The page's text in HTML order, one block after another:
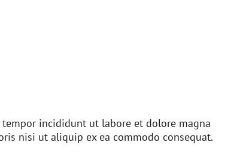
incididunt ut labore et dolore magna
nisi ut aliquip ex ea commodo consequat.